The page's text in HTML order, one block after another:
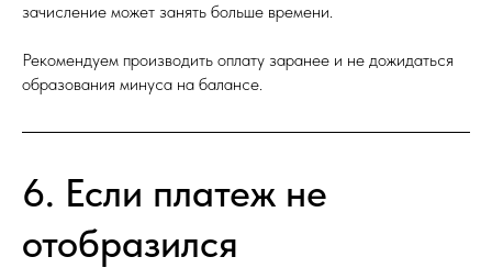
зачисление может занять больше времени.
Рекомендуем производить оплату заранее и не дожидаться
образования минуса на балансе.
6. Если платеж не
отобразился